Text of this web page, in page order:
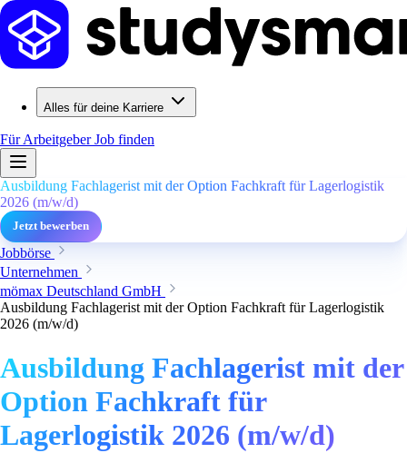
Alles für deine Karriere
Für ArbeitgeberJob finden
Ausbildung Fachlagerist mit der Option Fachkraft für Lagerlogistik
2026 (m/w/d)
Jetzt bewerben
Jobbörse
Unternehmen
mömax Deutschland GmbH
Ausbildung Fachlagerist mit der Option Fachkraft für Lagerlogistik
2026 (m/w/d)
Ausbildung Fachlagerist mit der
Option Fachkraft für
Lagerlogistik 2026 (m/w/d)